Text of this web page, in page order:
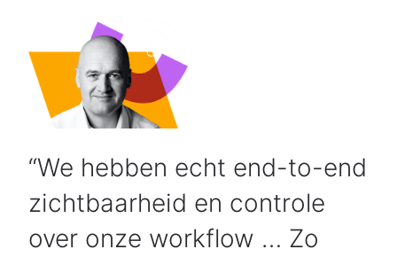
We hebben echt end-to-end
zichtbaarheid en controle
over onze workflow … Zo